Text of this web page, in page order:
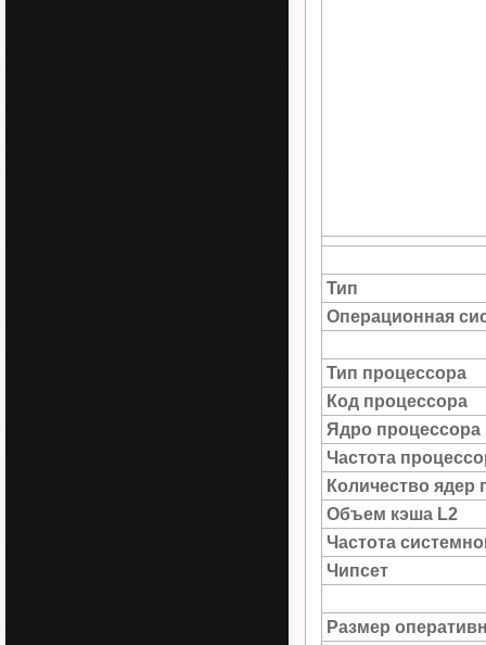
Тип
Операционная
Тип процессора
Код процессора
Ядро процессора
Частота
Количество ядер
Объем кэша L2
Частота
Чипсет
Размер